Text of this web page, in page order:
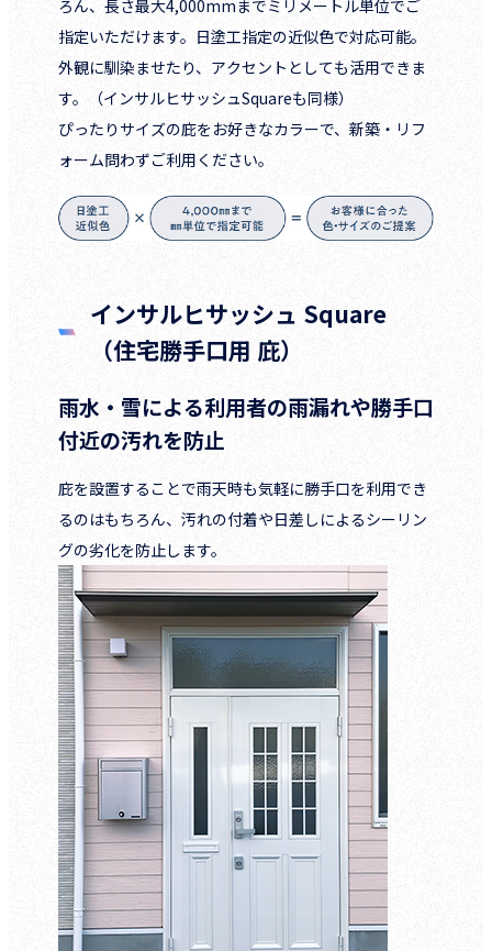
ろん、長さ最大4,000mmまでミリメートル単位でご
指定いただけます。日塗工指定の近似色で対応可能。
外観に馴染ませたり、アクセントとしても活用できま
す。（インサルヒサッシュSquareも同様）
ぴったりサイズの庇をお好きなカラーで、新築・リフ
ォーム問わずご利用ください。
インサルヒサッシュ Square
（住宅勝手口用 庇）
雨水・雪による利用者の雨漏れや勝手口
付近の汚れを防止
庇を設置することで雨天時も気軽に勝手口を利用でき
るのはもちろん、汚れの付着や日差しによるシーリン
グの劣化を防止します。